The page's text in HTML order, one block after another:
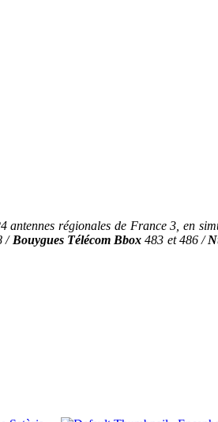
régionales de France 3, en
/ Bouygues Télécom Bbox 483 et 486 /